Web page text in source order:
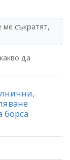
съкратят,
да
борса